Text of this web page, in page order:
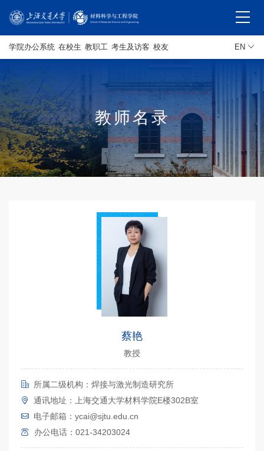
学院办公系统 在校生 教职工 考生及访客 校友 EN
教师名录
蔡艳
教授
所属二级机构：焊接与激光制造研究所
通讯地址：上海交通大学材料学院E楼302B室
电子邮箱：ycai@sjtu.edu.cn
办公电话：021-34203024